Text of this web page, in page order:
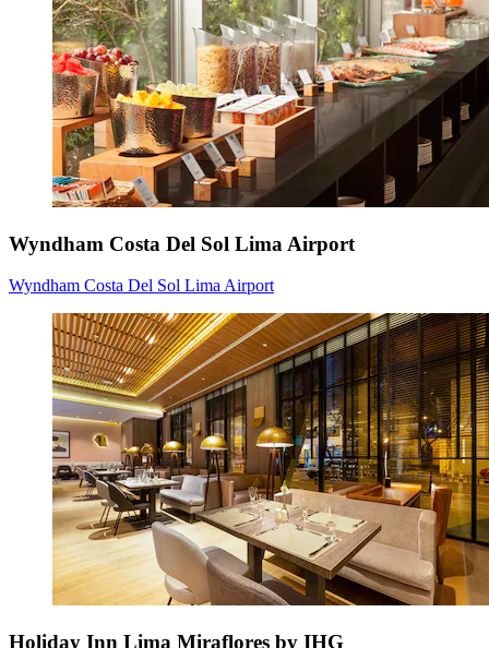
Wyndham Costa Del Sol Lima Airport
Wyndham Costa Del Sol Lima Airport
Holiday Inn Lima Miraflores by IHG